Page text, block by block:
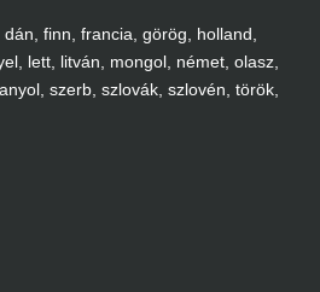
finn, francia, görög, holland,
lett, litván, mongol, német, olasz,
szerb, szlovák, szlovén, török,